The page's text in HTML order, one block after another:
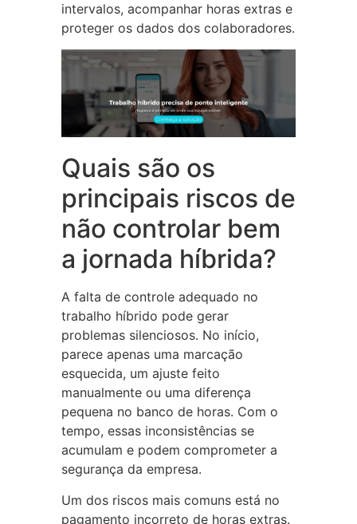
intervalos, acompanhar horas extras e
proteger os dados dos colaboradores.
Quais são os
principais riscos de
não controlar bem
a jornada híbrida?
A falta de controle adequado no
trabalho híbrido pode gerar
problemas silenciosos. No início,
parece apenas uma marcação
esquecida, um ajuste feito
manualmente ou uma diferença
pequena no banco de horas. Com o
tempo, essas inconsistências se
acumulam e podem comprometer a
segurança da empresa.
Um dos riscos mais comuns está no
pagamento incorreto de horas extras.